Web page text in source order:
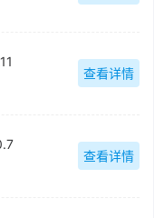
查看详情
查看详情